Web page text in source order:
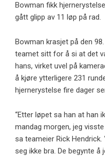
Bowman fikk
gått glipp av 11 løp på rad.
Bowman krasjet på den
teamet sitt for å si at det
hans, virket uvel på
å kjøre ytterligere 231
hjernerystelse fire dager
“Etter løpet sa han at han
mandag morgen, jeg
sa teameier Rick
seg ikke bra. De begynte å